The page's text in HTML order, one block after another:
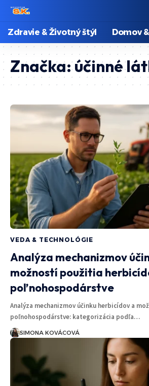
Zdravie & Životný štýl Domov
Značka:účinné
VEDA & TECHNOLÓGIE
Analýza mechanizmov
možností použitia
poľnohospodárstve
Analýza mechanizmov účinku herbicídov a
poľnohospodárstve: kategorizácia podľa…
SIMONA KOVÁCOVÁ